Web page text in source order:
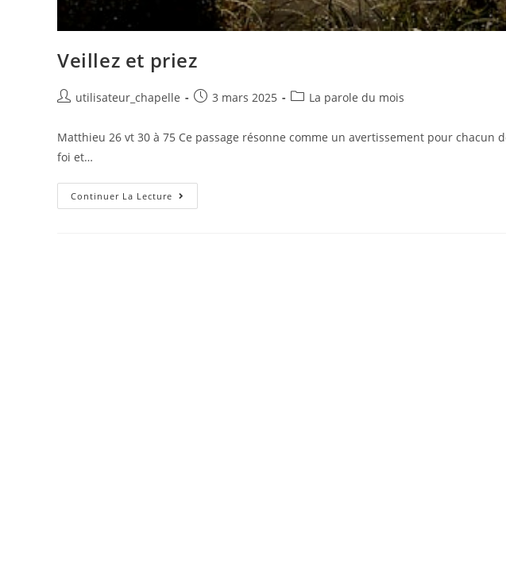
Veillez et priez
utilisateur_chapelle 3 mars 2025 La parole du mois
Matthieu 26 vt 30 à 75 Ce passage résonne comme un avertissement pour
foi et…
Continuer La Lecture